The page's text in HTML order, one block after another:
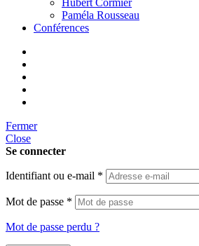
Hubert Cormier
Paméla Rousseau
Conférences
Fermer
Close
Se connecter
Identifiant ou e-mail *
Mot de passe *
Mot de passe perdu ?